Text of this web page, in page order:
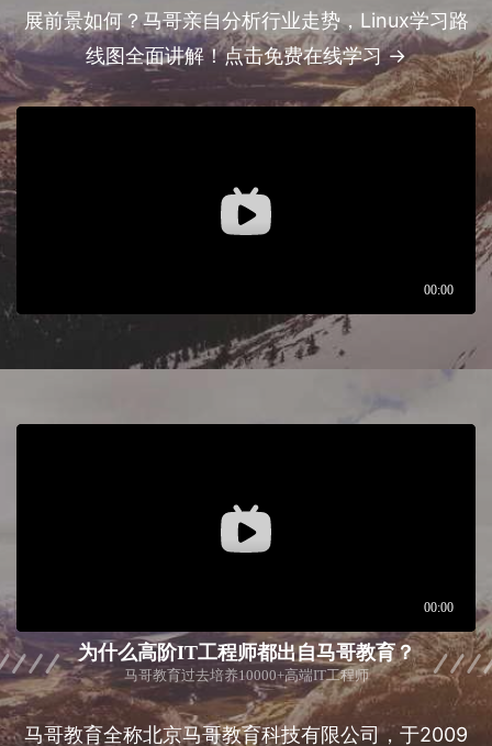
展前景如何？马哥亲自分析行业走势，Linux学习路
线图全面讲解！点击免费在线学习 →
为什么高阶IT工程师都出自马哥教育？
马哥教育过去培养10000+高端IT工程师
马哥教育全称北京马哥教育科技有限公司，于2009